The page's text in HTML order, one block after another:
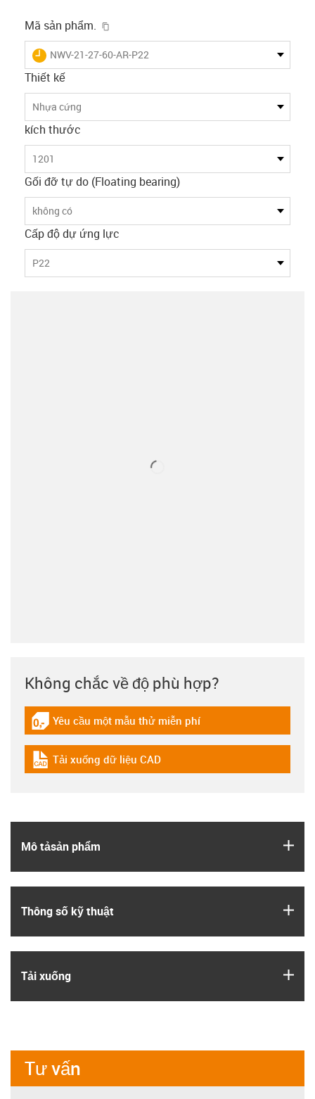
Mã sản phẩm.
igus-icon-lieferzeit
NWV-21-27-60-AR-P22
Thiết kế
Nhựa cứng
kích thước
1201
Gối đỡ tự do (Floating bearing)
không có
Cấp độ dự ứng lực
P22
Mô tả­sản phẩm
Thông số kỹ thuật
Tải xuống
Không chắc về độ phù hợp?
igus-icon-gratismuster
Yêu cầu một mẫu thử miễn phí
igus-icon-cad-dateien
Tải xuống dữ liệu CAD
Tư vấn